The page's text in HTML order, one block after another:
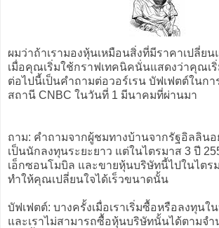
ผมว่าถ้าเรามองหุ้นเหมือนสิ่งที่มีราคาเปลี่ยน
เมื่อคุณเริ่มใช้กราฟเทคนิคนั่นแสดงว่าคุณเ
ต่อไปนี้เป็นคำถามต่อวอร์เรน บัฟเฟตต์ในก
สถานี CNBC ในวันที่ 1 มีนาคมที่ผ่านมา
ถาม: คำถามจากผู้ชมทางบ้านจากรัฐอิลลิน
เป็นนักลงทุนระยะยาว แต่ในไตรมาส 3 ปี
เอ็กซอนโมบิล และขายหุ้นบริษัทนี้ไปในไตร
ทำให้คุณเปลี่ยนใจได้เร็วขนาดนั้น
บัฟเฟตต์: บางครั้งเมื่อเราเริ่มซื้อหรือลงทุนใ
และเราไม่สามารถซื้อหุ้นบริษัทนั้นได้ตามจำ